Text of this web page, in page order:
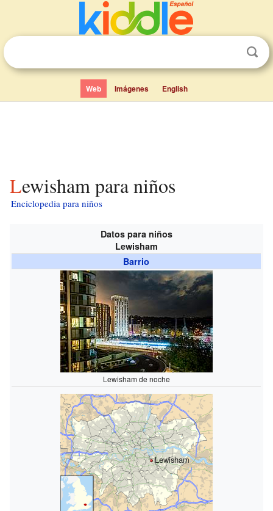
Web Imágenes English
Lewisham para niños
Enciclopedia para niños
Datos para niños
Lewisham
Barrio
Lewisham de noche
Lewisham